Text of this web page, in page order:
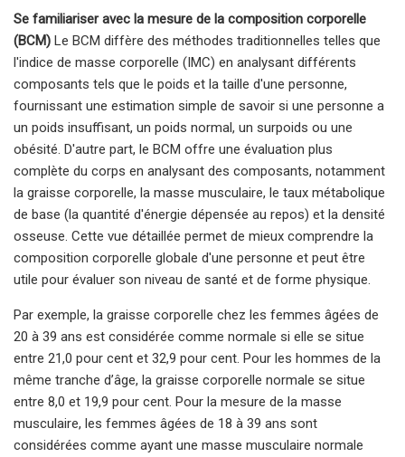
Se familiariser avec la mesure de la composition corporelle
(BCM) Le BCM diffère des méthodes traditionnelles telles que
l'indice de masse corporelle (IMC) en analysant différents
composants tels que le poids et la taille d'une personne,
fournissant une estimation simple de savoir si une personne a
un poids insuffisant, un poids normal, un surpoids ou une
obésité. D'autre part, le BCM offre une évaluation plus
complète du corps en analysant des composants, notamment
la graisse corporelle, la masse musculaire, le taux métabolique
de base (la quantité d'énergie dépensée au repos) et la densité
osseuse. Cette vue détaillée permet de mieux comprendre la
composition corporelle globale d'une personne et peut être
utile pour évaluer son niveau de santé et de forme physique.
Par exemple, la graisse corporelle chez les femmes âgées de
20 à 39 ans est considérée comme normale si elle se situe
entre 21,0 pour cent et 32,9 pour cent. Pour les hommes de la
même tranche d’âge, la graisse corporelle normale se situe
entre 8,0 et 19,9 pour cent. Pour la mesure de la masse
musculaire, les femmes âgées de 18 à 39 ans sont
considérées comme ayant une masse musculaire normale